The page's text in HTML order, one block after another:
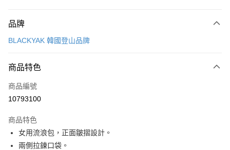
信用卡一次付款
LINE Pay
Apple Pay
悠遊付
Google Pay
品牌
BLACKYAK 韓國登山品牌
商品特色
商品編號
10793100
商品特色
女用流浪包，正面皺摺設計。
兩側拉鍊口袋。